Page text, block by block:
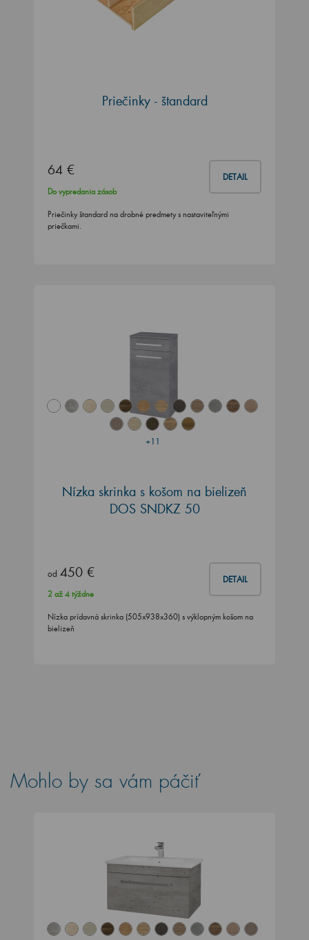
Priečinky - štandard
64 € DETAIL
Do vypredania zásob
Priečinky štandard na drobné predmety s nastaviteľnými
priečkami.
+11
Nízka skrinka s košom na bielizeň
DOS SNDKZ 50
od 450 € DETAIL
2 až 4 týždne
Nízka prídavná skrinka (505x938x360) s výklopným košom na
bielizeň
Mohlo by sa vám páčiť